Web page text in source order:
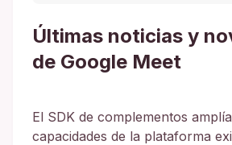
Últimas noticias y
de Google Meet
El SDK de complementos
capacidades de la plataforma